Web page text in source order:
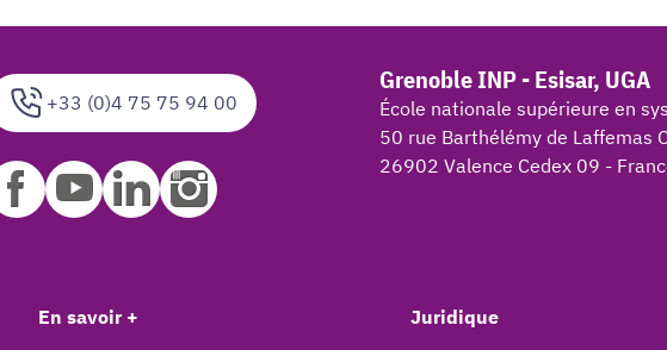
+33 (0)4 75 75 94 00
Grenoble INP - Esisar, UGA
École nationale supérieure en
50 rue Barthélémy de Laffemas
26902 Valence Cedex 09 -
En savoir +
Juridique